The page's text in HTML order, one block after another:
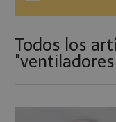
Todos los